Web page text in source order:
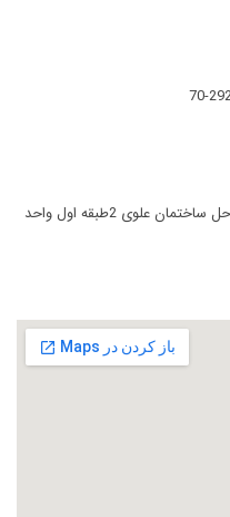
اهواز -خیابان آزادگان روبروی سینما ساحل ساختمان علوی 2طبقه اول واحد